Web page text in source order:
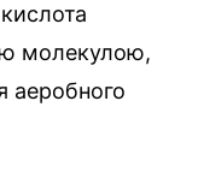
молекулою,
аеробного